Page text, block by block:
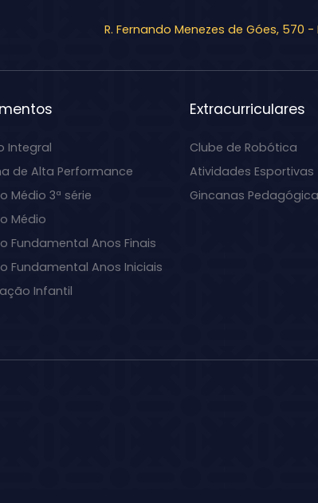
R. Fernando Menezes de Góes, 570
Integral
de Alta Performance
Médio 3ª série
Médio
Fundamental Anos Finais
Fundamental Anos Iniciais
Infantil
Extracurriculares
Clube de Robótica
Atividades Esportivas
Gincanas